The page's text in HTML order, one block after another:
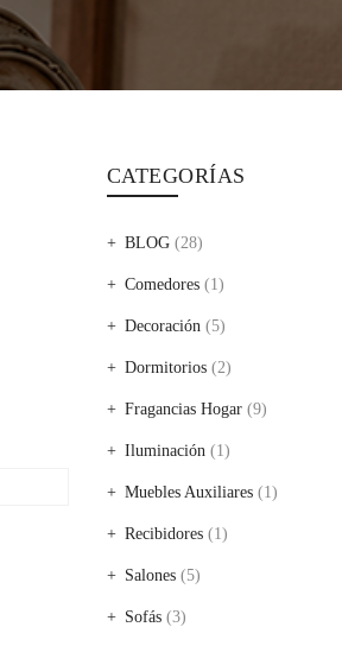
CATEGORÍAS
BLOG(28)
Comedores(1)
Decoración(5)
Dormitorios(2)
Fragancias Hogar(9)
Iluminación(1)
Muebles Auxiliares(1)
Recibidores(1)
Salones(5)
Sofás(3)